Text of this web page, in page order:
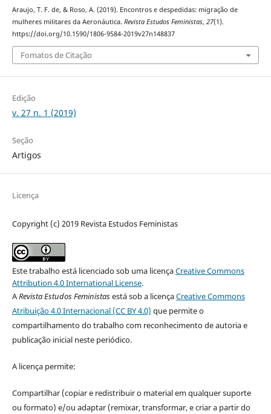
Araujo, T. F. de, & Roso, A. (2019). Encontros e despedidas: migração de
mulheres militares da Aeronáutica. Revista Estudos Feministas, 27(1).
https://doi.org/10.1590/1806-9584-2019v27n148837
Fomatos de Citação
Edição
v. 27 n. 1 (2019)
Seção
Artigos
Licença
Copyright (c) 2019 Revista Estudos Feministas
Este trabalho está licenciado sob uma licençaCreative Commons
Attribution 4.0 International License.
ARevista Estudos Feministasestá sob a licençaCreative Commons
Atribuição 4.0 Internacional (CC BY 4.0) que permite o
compartilhamento do trabalho com reconhecimento de autoria e
publicação inicial neste periódico.
A licença permite:
Compartilhar (copiar e redistribuir o material em qualquer suporte
ou formato) e/ou adaptar (remixar, transformar, e criar a partir do